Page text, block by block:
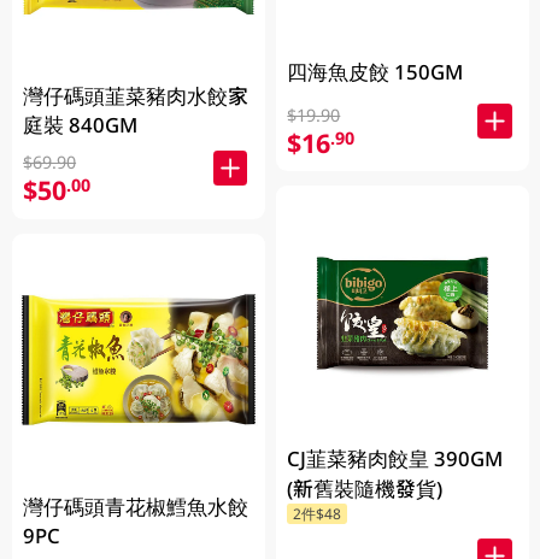
灣仔碼頭韮菜豬肉水餃家
庭裝 840GM
$69.90
$50.00
灣仔碼頭青花椒鱈魚水餃
9PC
四海魚皮餃 150GM
$19.90
$16.90
CJ韮菜豬肉餃皇 390GM
(新舊裝隨機發貨)
2件$48